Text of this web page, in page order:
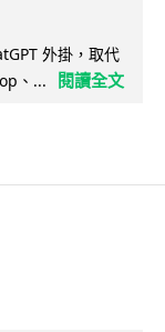
外掛，取代
、...
閱讀全文